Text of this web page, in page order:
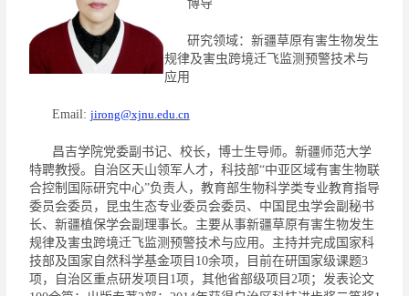
博导
研究领域： 新疆草原有害生物发生
规律及害虫跨境迁飞监测预警技术与
应用
Email: jirong@xjnu edu.cn
昌吉学院党委副书记、校长，博士生导师。新疆师范大学
特聘教授。自治区天山领军人才，科技部“中亚区域有害生物联
合控制国际研究中心”负责人，教育部生物科学类专业教育指导
委员会委员，昆虫生态专业委员会委员、中国昆虫学会副秘书
长、新疆植保学会副理事长。主要从事新疆草原有害生物发生
规律及害虫跨境迁飞监测预警技术与应用。主持并完成国家科
技部及国家自然科学基金项目 10余项，目前在研国家级课题3
项，自治区重点研发项目 1项，其他省部级项目 2项；发表论文